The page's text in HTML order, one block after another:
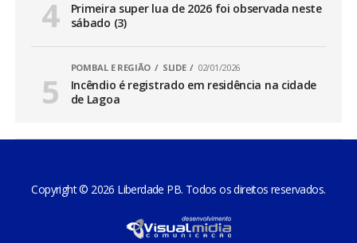
Primeira super lua de 2026 foi observada neste
sábado (3)
POMBAL E REGIÃO SLIDE 02/01/2026
Incêndio é registrado em residência na cidade
de Lagoa
Copyright © 2026 Liberdade PB. Todos os direitos reservados.